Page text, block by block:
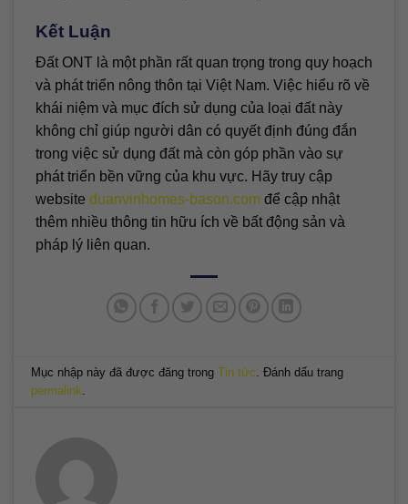
Kết Luận
Đất ONT là một phần rất quan trọng trong quy hoạch
và phát triển nông thôn tại Việt Nam. Việc hiểu rõ về
khái niệm và mục đích sử dụng của loại đất này
không chỉ giúp người dân có quyết định đúng đắn
trong việc sử dụng đất mà còn góp phần vào sự
phát triển bền vững của khu vực. Hãy truy cập
website duanvinhomes-bason.com để cập nhật
thêm nhiều thông tin hữu ích về bất động sản và
pháp lý liên quan.
Mục nhập này đã được đăng trongTin tức . Đánh dấu trang
permalink